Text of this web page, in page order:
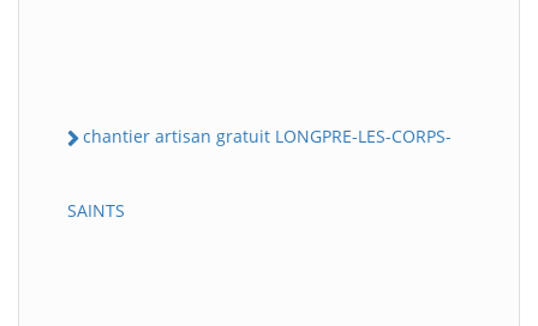
chantier artisan gratuit LONGPRE-LES-CORPS-
SAINTS